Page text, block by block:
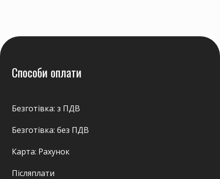
Способи оплати
Безготівка: з ПДВ
Безготівка: без ПДВ
Карта: Рахунок
Післяплати